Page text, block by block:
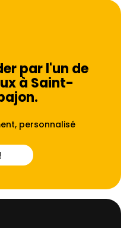
par l'un de
à Saint-
.
personnalisé